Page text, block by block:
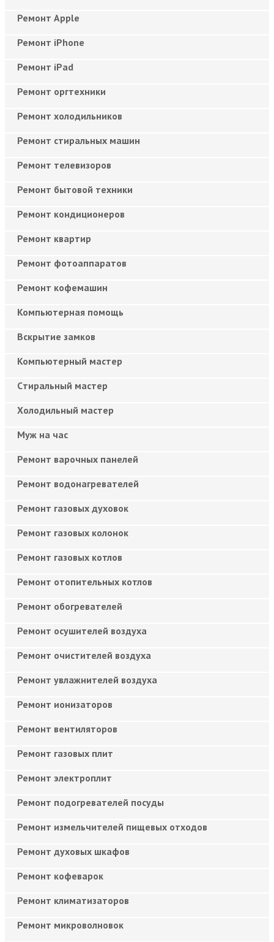
Ремонт Apple
Ремонт iPhone
Ремонт iPad
Ремонт оргтехники
Ремонт холодильников
Ремонт стиральных машин
Ремонт телевизоров
Ремонт бытовой техники
Ремонт кондиционеров
Ремонт квартир
Ремонт фотоаппаратов
Ремонт кофемашин
Компьютерная помощь
Вскрытие замков
Компьютерный мастер
Cтиральный мастер
Холодильный мастер
Муж на час
Ремонт варочных панелей
Ремонт водонагревателей
Ремонт газовых духовок
Ремонт газовых колонок
Ремонт газовых котлов
Ремонт отопительных котлов
Ремонт обогревателей
Ремонт осушителей воздуха
Ремонт очистителей воздуха
Ремонт увлажнителей воздуха
Ремонт ионизаторов
Ремонт вентиляторов
Ремонт газовых плит
Ремонт электроплит
Ремонт подогревателей посуды
Ремонт измельчителей пищевых отходов
Ремонт духовых шкафов
Ремонт кофеварок
Ремонт климатизаторов
Ремонт микроволновок